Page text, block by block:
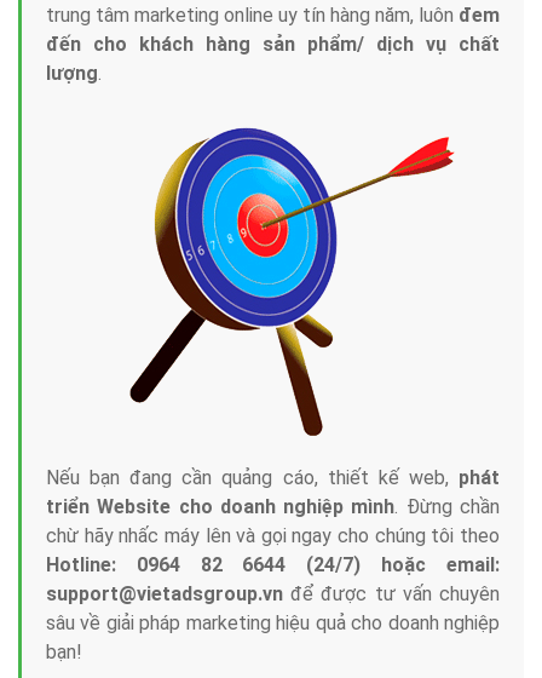
trung tâm marketing online uy tín hàng năm, luôn đem
đến cho khách hàng sản phẩm/ dịch vụ chất
lượng.
Nếu bạn đang cần quảng cáo, thiết kế web, phát
triển Website cho doanh nghiệp mình. Đừng chần
chừ hãy nhấc máy lên và gọi ngay cho chúng tôi theo
Hotline: 0964 82 6644 (24/7) hoặc email:
support@vietadsgroup.vn để được tư vấn chuyên
sâu về giải pháp marketing hiệu quả cho doanh nghiệp
bạn!